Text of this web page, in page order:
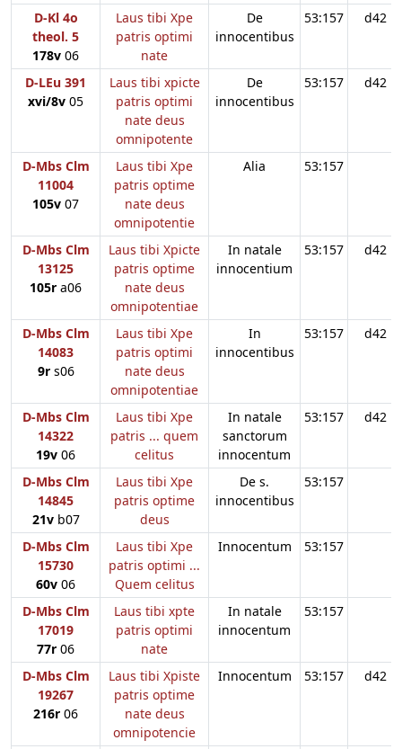
D-Kl 4o
theol. 5
178v 06
Laus tibi Xpe
patris optimi
nate
De
innocentibus
53:157 d42
D-LEu 391
xvi/8v 05
Laus tibi xpicte
patris optimi
nate deus
omnipotente
De
innocentibus
53:157 d42
D-Mbs Clm
11004
105v 07
Laus tibi Xpe
patris optime
nate deus
omnipotentie
Alia 53:157
D-Mbs Clm
13125
105r a06
Laus tibi Xpicte
patris optime
nate deus
omnipotentiae
In natale
innocentium
53:157 d42
D-Mbs Clm
14083
9rs06
Laus tibi Xpe
patris optimi
nate deus
omnipotentiae
In
innocentibus
53:157 d42
D-Mbs Clm
14322
19v 06
Laus tibi Xpe
patris ... quem
celitus
In natale
sanctorum
innocentum
53:157 d42
D-Mbs Clm
14845
21vb07
Laus tibi Xpe
patris optime
deus
De s.
innocentibus
53:157
D-Mbs Clm
15730
60v 06
Laus tibi Xpe
patris optimi ...
Quem celitus
Innocentum 53:157
D-Mbs Clm
17019
77r 06
Laus tibi xpte
patris optimi
nate
In natale
innocentum
53:157
D-Mbs Clm
19267
216r 06
Laus tibi Xpiste
patris optime
nate deus
omnipotencie
Innocentum 53:157 d42